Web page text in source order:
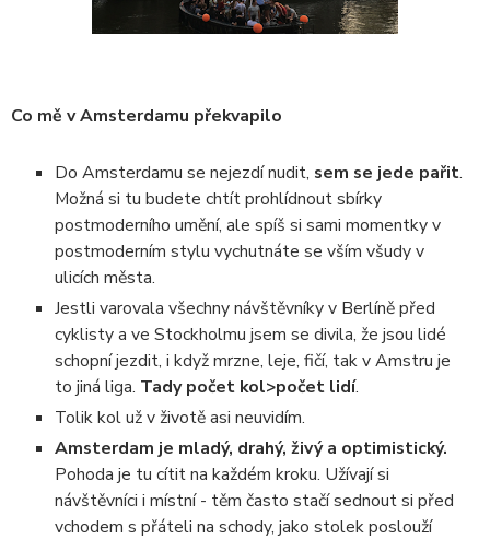
Co mě v Amsterdamu překvapilo
Do Amsterdamu se nejezdí nudit, sem se jede pařit.
Možná si tu budete chtít prohlídnout sbírky
postmoderního umění, ale spíš si sami momentky v
postmoderním stylu vychutnáte se vším všudy v
ulicích města.
Jestli varovala všechny návštěvníky v Berlíně před
cyklisty a ve Stockholmu jsem se divila, že jsou lidé
schopní jezdit, i když mrzne, leje, fičí, tak v Amstru je
to jiná liga. Tady počet kol>počet lidí.
Tolik kol už v životě asi neuvidím.
Amsterdam je mladý, drahý, živý a optimistický.
Pohoda je tu cítit na každém kroku. Užívají si
návštěvníci i místní - těm často stačí sednout si před
vchodem s přáteli na schody, jako stolek poslouží